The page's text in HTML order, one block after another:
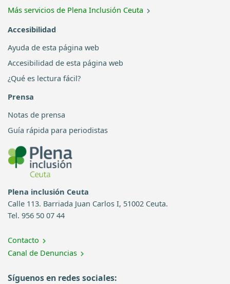
Más servicios de Plena Inclusión Ceuta
Accesibilidad
Ayuda de esta página web
Accesibilidad de esta página web
¿Qué es lectura fácil?
Prensa
Notas de prensa
Guía rápida para periodistas
Plena inclusión Ceuta
Calle 113. Barriada Juan Carlos I, 51002 Ceuta.
Tel. 956 50 07 44
Contacto
Canal de Denuncias
Síguenos en redes sociales: